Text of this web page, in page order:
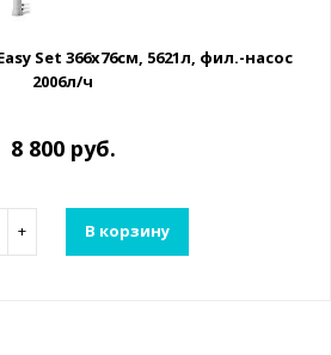
Set 366х76см, 5621л, фил.-насос
2006л/ч
8 800 руб.
+ В корзину